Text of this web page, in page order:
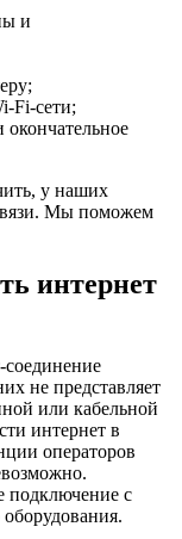
и
Fi-сети;
у наших
Мы поможем
интернет
соединение
не представляет
или кабельной
интернет в
операторов
подключение с